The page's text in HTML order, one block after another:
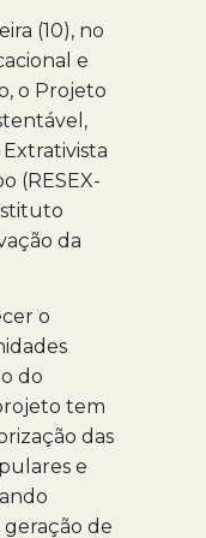
(10), no
e
o Projeto
(RESEX-
da
o
do
tem
das
e
de